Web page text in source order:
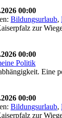
00:00
Bildungsurlaub,
zur
00:00
Politik
Eine
00:00
Bildungsurlaub,
zur